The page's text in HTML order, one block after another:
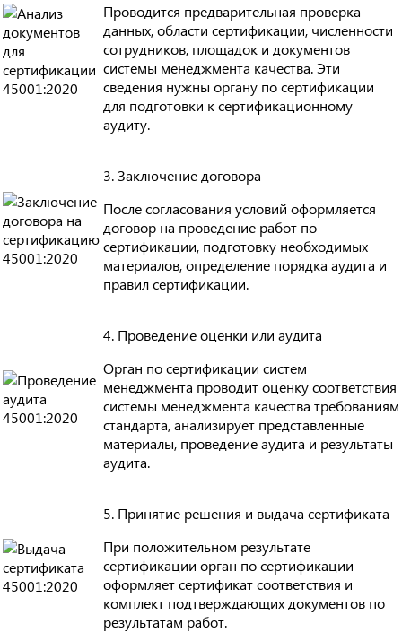
Проводится предварительная проверка
данных, области сертификации, численности
сотрудников, площадок и документов
системы менеджмента качества. Эти
сведения нужны органу по сертификации
для подготовки к сертификационному
аудиту.
3. Заключение договора
После согласования условий оформляется
договор на проведение работ по
сертификации, подготовку необходимых
материалов, определение порядка аудита и
правил сертификации.
4. Проведение оценки или аудита
Орган по сертификации систем
менеджмента проводит оценку соответствия
системы менеджмента качества требованиям
стандарта, анализирует представленные
материалы, проведение аудита и результаты
аудита.
5. Принятие решения и выдача сертификата
При положительном результате
сертификации орган по сертификации
оформляет сертификат соответствия и
комплект подтверждающих документов по
результатам работ.